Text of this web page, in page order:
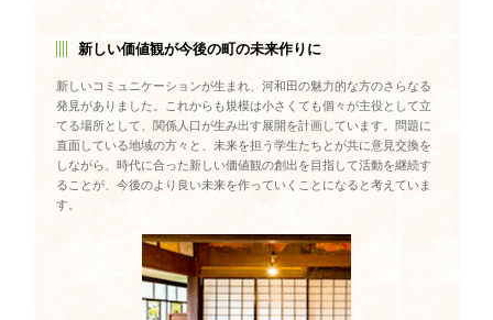
新しい価値観が今後の町の未来作りに
新しいコミュニケーションが生まれ、河和田の魅力的な方のさらなる
発見がありました。これからも規模は小さくても個々が主役として立
てる場所として、関係人口が生み出す展開を計画しています。問題に
直面している地域の方々と、未来を担う学生たちとが共に意見交換を
しながら、時代に合った新しい価値観の創出を目指して活動を継続す
ることが、今後のより良い未来を作っていくことになると考えていま
す。